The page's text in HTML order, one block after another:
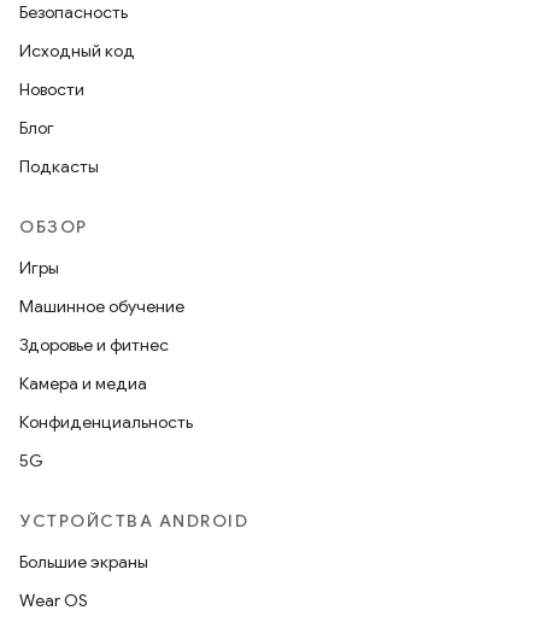
Безопасность
Исходный код
Новости
Блог
Подкасты
ОБЗОР
Игры
Машинное обучение
Здоровье и фитнес
Камера и медиа
Конфиденциальность
5G
УСТРОЙСТВА ANDROID
Большие экраны
Wear OS